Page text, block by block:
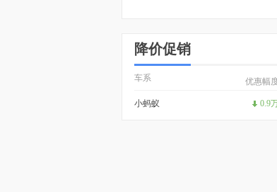
降价促销
车系 优惠幅
小蚂蚁 0.9